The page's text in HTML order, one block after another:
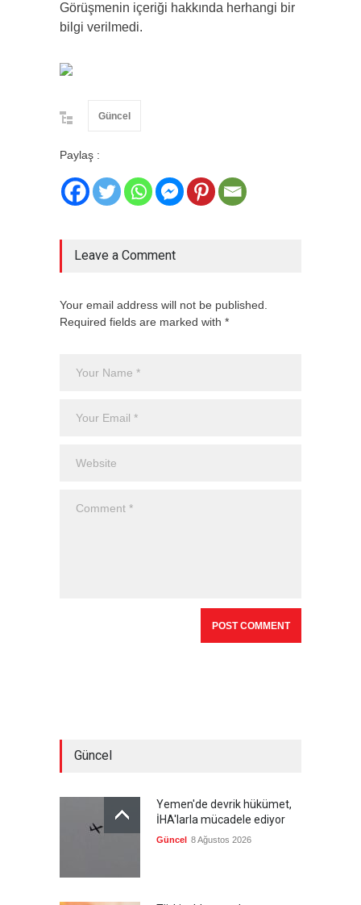
Görüşmenin içeriği hakkında herhangi bir
bilgi verilmedi.
Güncel
Paylaş :
Leave a Comment
Your email address will not be published.
Required fields are marked with *
Güncel
Yemen'de devrik hükümet,
İHA'larla mücadele ediyor
Güncel 8 Ağustos 2026